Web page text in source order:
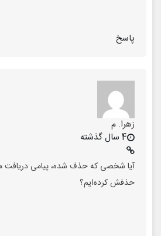
پاسخ
زهرا. م
4 سال گذشته
آیا شخصی که حذف شده، پیامی دریافت
حذفش کرده‌ایم؟